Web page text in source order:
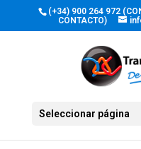
(+34) 900 264 972
CONTACTO)
Seleccionar página